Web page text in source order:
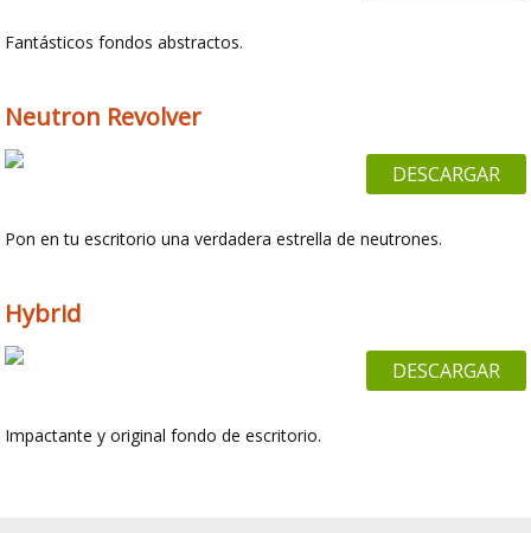
Fantásticos fondos abstractos.
Neutron Revolver
DESCARGAR
Pon en tu escritorio una verdadera estrella de neutrones.
Hybrid
DESCARGAR
Impactante y original fondo de escritorio.